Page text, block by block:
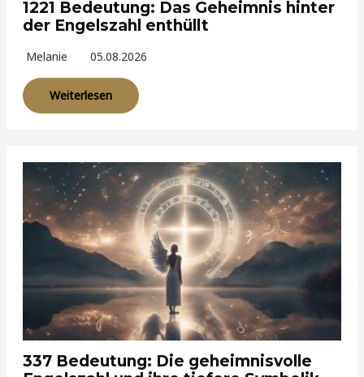
1221 Bedeutung: Das Geheimnis hinter
der Engelszahl enthüllt
Melanie 05.08.2026
Weiterlesen
337 Bedeutung: Die geheimnisvolle